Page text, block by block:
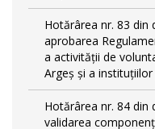
Hotărârea nr. 83 din
aprobarea
a activității de
Argeș și a
Hotărârea nr. 84 din
validarea